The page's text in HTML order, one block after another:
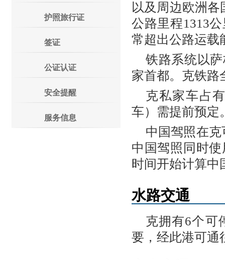
护照旅行证
签证
公证认证
安全提醒
服务信息
以及周边欧洲
公路里程1313
常超出公路运载
铁路系统以
家首都。克铁路
克私家车占
车）需提前预定
中国驾照在
中国驾照同时
时间开始计算中
水路交通
克拥有6个可
要，经此港可通